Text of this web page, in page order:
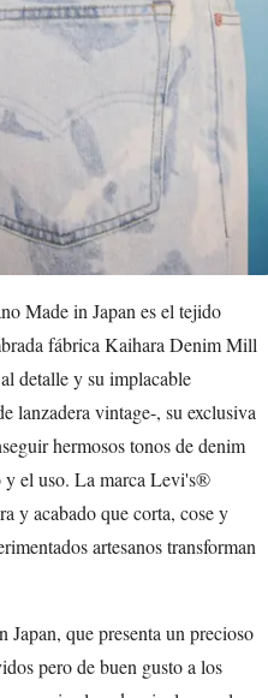
Made in Japan es el tejido
fábrica Kaihara Denim Mill
detalle y su implacable
lanzadera vintage-, su exclusiva
hermosos tonos de denim
y el uso. La marca Levi's®
y acabado que corta, cose y
artesanos transforman
que presenta un precioso
pero de buen gusto a los